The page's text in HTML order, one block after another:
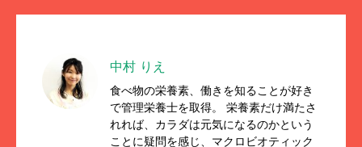
中村 りえ
食べ物の栄養素、働きを知ることが好き
で管理栄養士を取得。 栄養素だけ満たさ
れれば、カラダは元気になるのかという
ことに疑問を感じ、マクロビオティック